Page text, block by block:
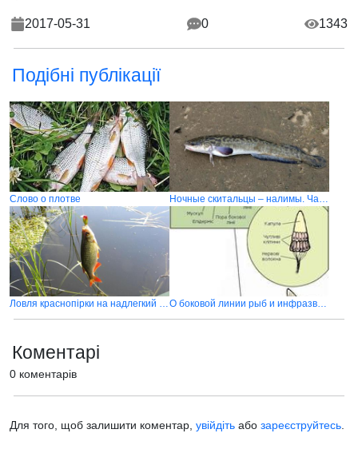
2017-05-31 0 1343
Подібні публікації
Слово о плотве Ночные скитальцы – налимы. Часть II
Ловля краснопірки на надлегкий спінінг О боковой линии рыб и инфразвуковой локации
Коментарі
0 коментарів
Для того, щоб залишити коментар, увійдіть або зареєструйтесь.